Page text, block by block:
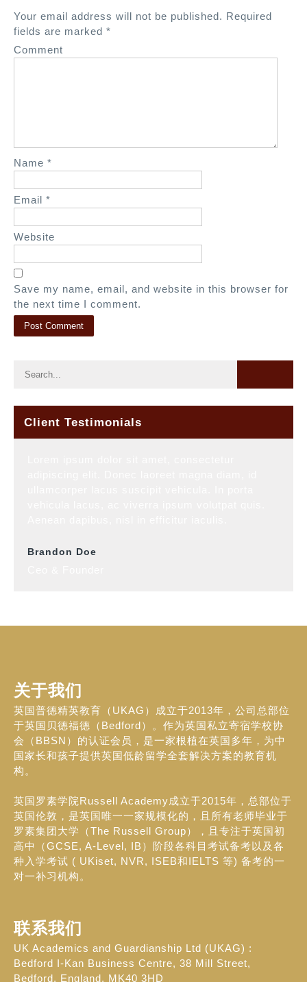
Your email address will not be published. Required
fields are marked *
Comment
Name *
Email *
Website
Save my name, email, and website in this browser for
the next time I comment.
Client Testimonials
Brandon Doe
关于我们
英国普德精英教育（UKAG）成立于2013年，公司总部位
于英国贝德福德（Bedford）。作为英国私立寄宿学校协
会（BBSN）的认证会员，是一家根植在英国多年，为中
国家长和孩子提供英国低龄留学全套解决方案的教育机
构。
英国罗素学院Russell Academy成立于2015年，总部位于
英国伦敦，是英国唯一一家规模化的，且所有老师毕业于
罗素集团大学（The Russell Group），且专注于英国初
高中（GCSE, A-Level, IB）阶段各科目考试备考以及各
种入学考试 ( UKiset, NVR, ISEB和IELTS 等) 备考的一
对一补习机构。
联系我们
UK Academics and Guardianship Ltd (UKAG) :
Bedford I-Kan Business Centre, 38 Mill Street,
Bedford, England, MK40 3HD